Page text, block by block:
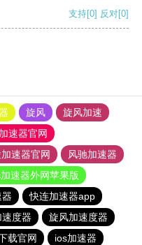
支持[0] 反对[0]
旋风
旋风加速
速器官网
速器官网
风驰加速器
速器外网苹果版
快连加速器app
度器
旋风加速度器
载官网 ios加速器